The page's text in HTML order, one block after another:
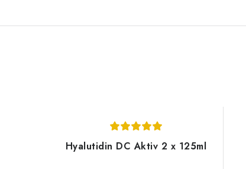
Hyalutidin DC Aktiv 2 x 125ml